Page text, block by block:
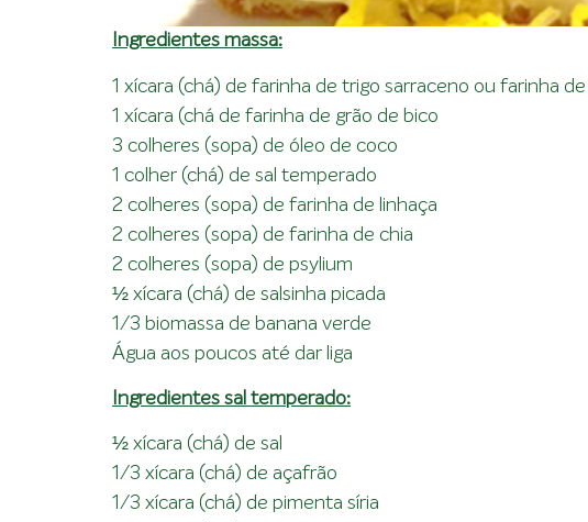
Ingredientes massa:
1 xícara (chá) de farinha de trigo sarraceno ou farinha
1 xícara (chá de farinha de grão de bico
3 colheres (sopa) de óleo de coco
1 colher (chá) de sal temperado
2 colheres (sopa) de farinha de linhaça
2 colheres (sopa) de farinha de chia
2 colheres (sopa) de psylium
½ xícara (chá) de salsinha picada
1/3 biomassa de banana verde
Água aos poucos até dar liga
Ingredientes sal temperado:
½ xícara (chá) de sal
1/3 xícara (chá) de açafrão
1/3 xícara (chá) de pimenta síria